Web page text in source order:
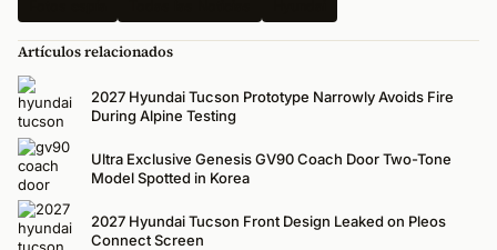
Artículos relacionados
2027 Hyundai Tucson Prototype Narrowly Avoids Fire
During Alpine Testing
Ultra Exclusive Genesis GV90 Coach Door Two-Tone
Model Spotted in Korea
2027 Hyundai Tucson Front Design Leaked on Pleos
Connect Screen